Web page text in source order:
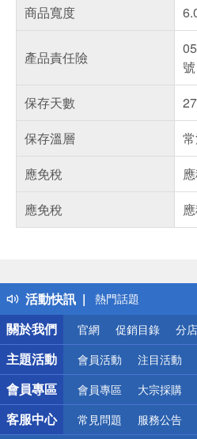
商品寬度
產品責任險
號
保存天數
保存溫層
應免稅
應免稅
活動快訊
得獎公告
熱門話題
銀行優惠
偏遠地區配送
詐騙網頁！請小心！
關於我們
官網 促銷目錄 分
主題活動 會員活動 注目活動
會員專區 會員專區 大宗採購
客服中心 常見問題 服務公告